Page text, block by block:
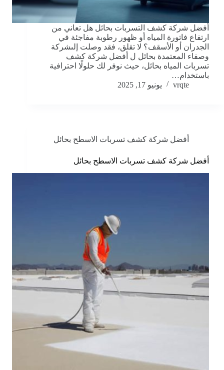
أفضل شركة كشف التسربات بحائل هل تعاني من
ارتفاع فاتورة المياه أو ظهور رطوبة مفاجئة في
الجدران أو الأسقف؟ لا تقلق، فقد وصلت إلىشركة
وصفاء المعتمدة بحائل ل أفضل شركة كشف
تسربات المياه بحائل، حيث نوفر لك حلولًا احترافية
باستخدام…
vrqte
يونيو 17, 2025
أفضل شركة كشف تسربات الاسطح بحائل
أفضل شركة كشف تسربات الاسطح بحائل